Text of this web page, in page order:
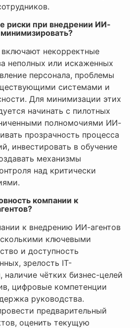
риски при внедрении ИИ-
некорректные
неполных или искаженных
персонала, проблемы
системами и
Для минимизации этих
начинать с пилотных
полномочиями ИИ-
прозрачность процесса
инвестировать в обучение
механизмы
над критически
компании к
к внедрению ИИ-агентов
ключевыми
и доступность
зрелость IT-
наличие чётких бизнес-целей
цифровые компетенции
руководства.
предварительный
оценить текущую